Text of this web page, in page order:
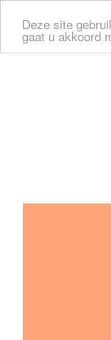
Deze site
gaat u akkoord